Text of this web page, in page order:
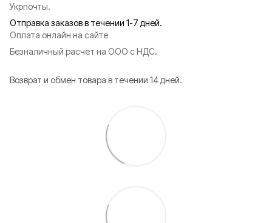
Укрпочты.
Отправка заказов в течении 1-7 дней.
Оплата онлайн на сайте
Безналичный расчет на ООО с НДС.
Возврат и обмен товара в течении 14 дней.